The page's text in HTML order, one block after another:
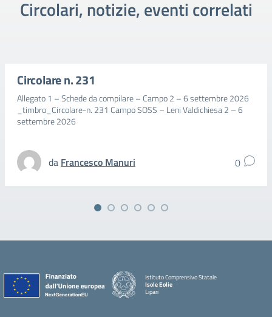
Circolari, notizie, eventi correlati
Circolare n. 231
Allegato 1 – Schede da compilare – Campo 2 – 6 settembre 2026
_timbro_Circolare-n. 231 Campo SOSS – Leni Valdichiesa 2 – 6
settembre 2026
da Francesco Manuri 0
Istituto Comprensivo Statale
Isole Eolie
Lipari